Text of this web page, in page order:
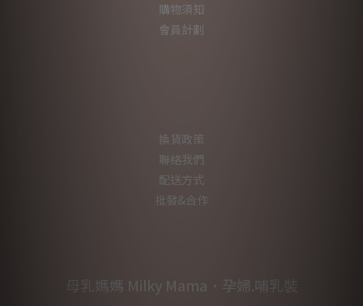
購物須知
會員計劃
換貨政策
聯絡我們
配送方式
批發&合作
母乳媽媽 Milky Mama．孕婦.哺乳裝